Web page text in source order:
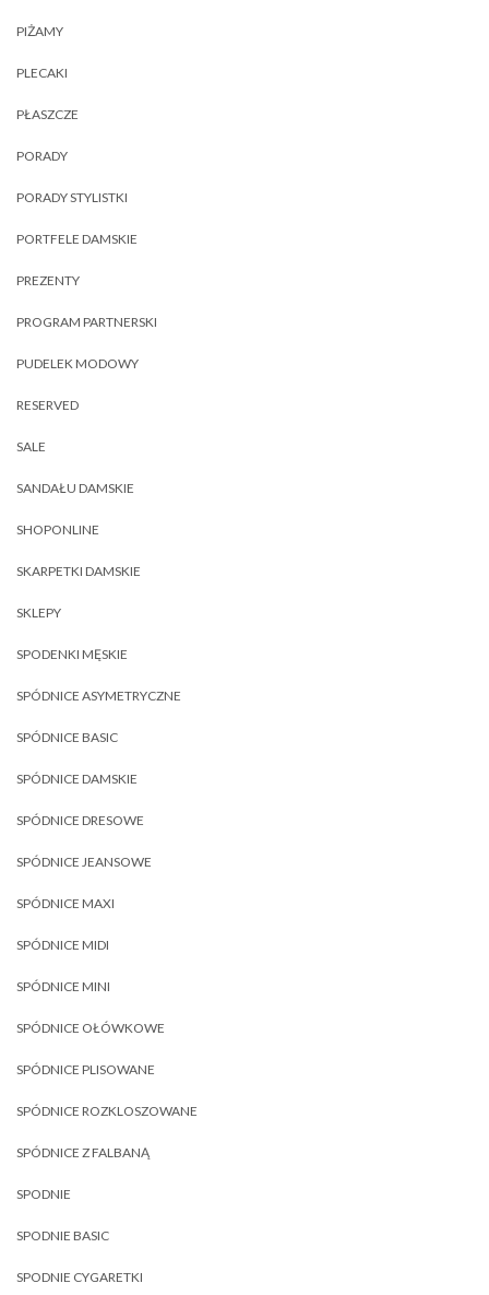
PIŻAMY
PLECAKI
PŁASZCZE
PORADY
PORADY STYLISTKI
PORTFELE DAMSKIE
PREZENTY
PROGRAM PARTNERSKI
PUDELEK MODOWY
RESERVED
SALE
SANDAŁU DAMSKIE
SHOPONLINE
SKARPETKI DAMSKIE
SKLEPY
SPODENKI MĘSKIE
SPÓDNICE ASYMETRYCZNE
SPÓDNICE BASIC
SPÓDNICE DAMSKIE
SPÓDNICE DRESOWE
SPÓDNICE JEANSOWE
SPÓDNICE MAXI
SPÓDNICE MIDI
SPÓDNICE MINI
SPÓDNICE OŁÓWKOWE
SPÓDNICE PLISOWANE
SPÓDNICE ROZKLOSZOWANE
SPÓDNICE Z FALBANĄ
SPODNIE
SPODNIE BASIC
SPODNIE CYGARETKI